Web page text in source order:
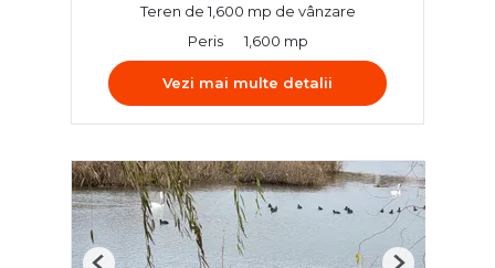
Teren de 1,600 mp de vânzare
Peris
1,600 mp
Vezi mai multe detalii